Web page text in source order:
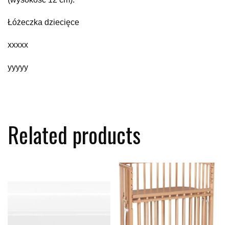
Łóżeczka dziecięce
xxxxx
yyyyy
Related products